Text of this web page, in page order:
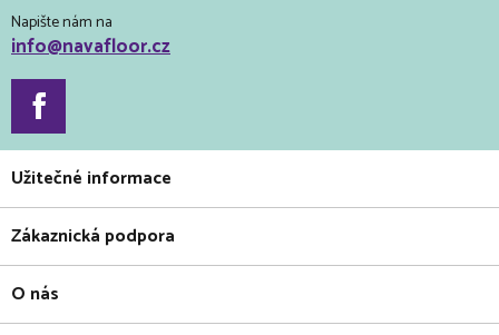
Napište nám na
info@navafloor.cz
Užitečné informace
Zákaznická podpora
O nás